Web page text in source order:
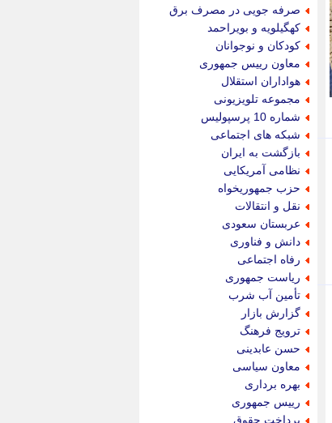
صرفه جویی در مصرف برق
کهگیلویه و بویراحمد
کودکان و نوجوانان
معاون رییس جمهوری
هواداران استقلال
مجموعه تلویزیونی
شماره 10 پرسپولیس
شبکه های اجتماعی
بازگشت به ایران
نظامی آمریکایی
حزب جمهوریخواه
نقل و انتقالات
عربستان سعودی
دانش و فناوری
رفاه اجتماعی
ریاست جمهوری
تأمین آب شرب
گزارش بازار
ترویج فرهنگ
حسن عابدینی
معاون سیاسی
بهره برداری
رییس جمهوری
پرداخت حقوق